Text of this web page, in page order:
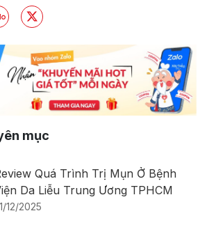
mục
Quá Trình Trị Mụn Ở Bệnh
Da Liễu Trung Ương TPHCM
12/2025